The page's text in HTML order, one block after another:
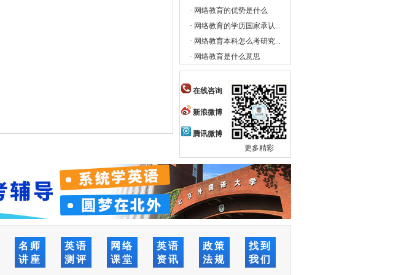
· 网络教育的优势是什么
· 网络教育的学历国家承认...
· 网络教育本科怎么考研究...
· 网络教育是什么意思
在线咨询
新浪微博
腾讯微博
更多精彩
名师
讲座
英语
测评
网络
课堂
英语
资讯
政策
法规
找到
我们